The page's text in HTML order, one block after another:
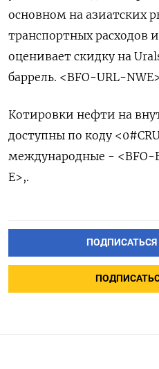
основном на азиатских
транспортных расходов
оценивает скидку на
баррель. <BFO-URL-
Котировки нефти на
доступны по коду
международные - <BFO-
E>,.
ПОДПИСАТЬСЯ